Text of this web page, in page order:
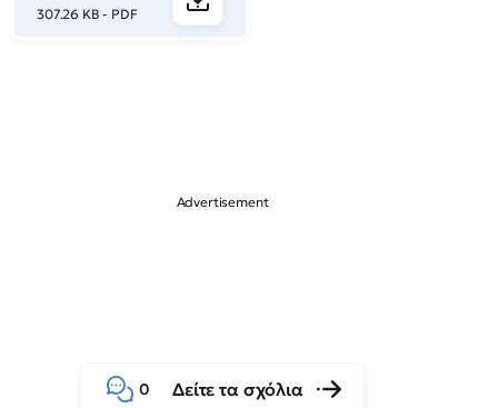
307.26 KB - PDF
0 Δείτε τα σχόλια